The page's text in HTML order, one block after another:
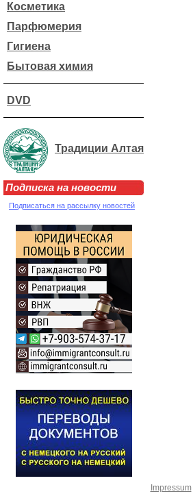
Косметика
Парфюмерия
Гигиена
Бытовая химия
DVD
Традиции Алтая
Подписка на новости
Подписаться на рассылку новостей
Impressum